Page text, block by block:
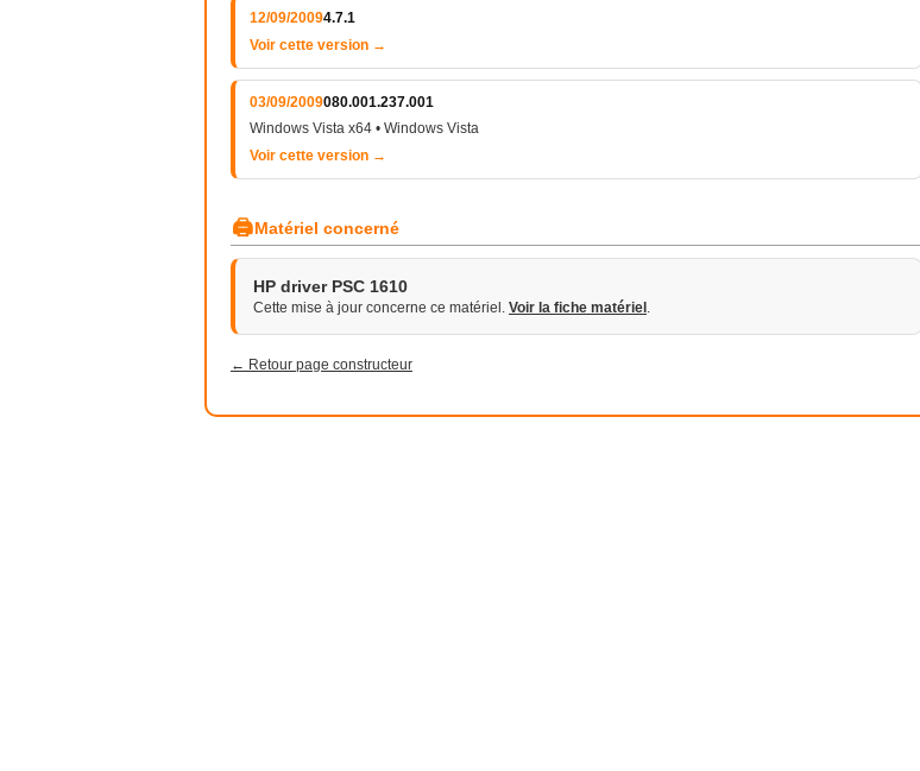
12/09/20094.7.1
Voir cette version →
03/09/2009080.001.237.001
Windows Vista x64 • Windows Vista
Voir cette version →
🖨Matériel concerné
HP driver PSC 1610
Cette mise à jour concerne ce matériel. Voir la fiche matériel .
← Retour page constructeur